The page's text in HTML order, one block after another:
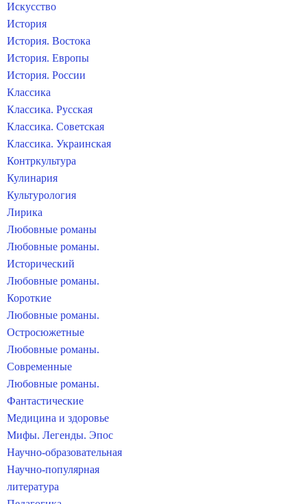
Искусство
История
История. Востока
История. Европы
История. России
Классика
Классика. Русская
Классика. Советская
Классика. Украинская
Контркультура
Кулинария
Культурология
Лирика
Любовные романы
Любовные романы.
Исторический
Любовные романы.
Короткие
Любовные романы.
Остросюжетные
Любовные романы.
Современные
Любовные романы.
Фантастические
Медицина и здоровье
Мифы. Легенды. Эпос
Научно-образовательная
Научно-популярная
литература